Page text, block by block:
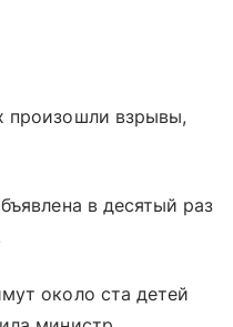
произошли взрывы,
в десятый раз
около ста детей